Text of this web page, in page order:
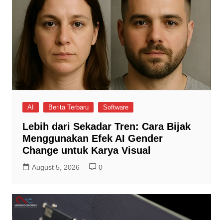
AI Berita Terbaru Software
Lebih dari Sekadar Tren: Cara Bijak
Menggunakan Efek AI Gender
Change untuk Karya Visual
August 5, 2026 0